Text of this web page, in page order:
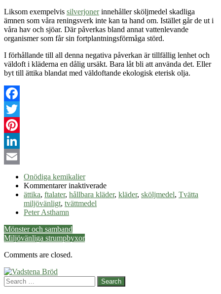
Liksom exempelvis silverjonerinnehåller sköljmedel skadliga
ämnen som våra reningsverk inte kan ta hand om. Istället går de ut i
våra hav och sjöar. Där påverkas bland annat vattenlevande
organismer som får sin fortplantningsförmåga störd.
I förhållande till all denna negativa påverkan är tillfällig lenhet och
väldoft i kläderna en dålig ursäkt. Bara låt bli att använda det. Eller
byt till ättika blandat med väldoftande ekologisk eterisk olja.
Facebook
Twitter
Pinterest
LinkedIn
Onödiga kemikalier
Kommentarer inaktiveradeför
Sluta
ättika, ftalater, hållbara kläder, kläder, sköljmedel, Tvätta
miljövänligt, tvättmedel
Peter Asthamn
Post
navigation
Mönster och samband
Miljövänliga strumpbyxor
Comments are closed.
Search